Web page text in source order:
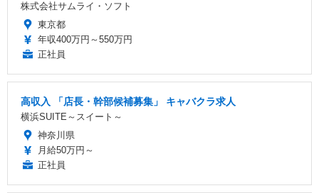
株式会社サムライ・ソフト
東京都
年収400万円～550万円
正社員
高収入 「店長・幹部候補募集」 キャバクラ求人
横浜SUITE～スイート～
神奈川県
月給50万円～
正社員